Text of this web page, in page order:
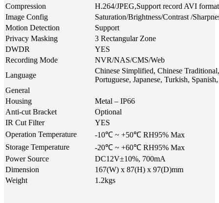
Compression
H.264/JPEG,Support record AVI
Image Config
Saturation/Brightness/Contrast /
Motion Detection
Support
Privacy Masking
3 Rectangular Zone
DWDR
YES
Recording Mode
NVR/NAS/CMS/Web
Language
Chinese Simplified, Chinese
Portuguese, Japanese, Turkish,
General
Housing
Metal – IP66
Anti-cut Bracket
Optional
IR Cut Filter
YES
Operation Temperature
-10℃ ~ +50℃ RH95% Max
Storage Temperature
-20℃ ~ +60℃ RH95% Max
Power Source
DC12V±10%, 700mA
Dimension
167(W) x 87(H) x 97(D)mm
Weight
1.2kgs